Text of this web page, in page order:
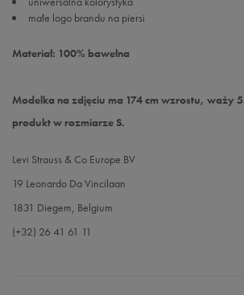
małe logo brandu na piersi
Materiał: 100% bawełna
Modelka na zdjęciu ma 174 cm wzrostu, waży
produkt w rozmiarze S.
Levi Strauss & Co Europe BV
19 Leonardo Da Vincilaan
1831 Diegem, Belgium
(+32) 26 41 61 11